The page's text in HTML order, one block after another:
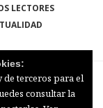
LECTORES
de terceros para el
consultar la